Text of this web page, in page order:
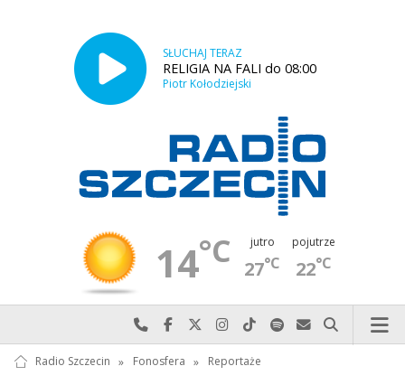
SŁUCHAJ TERAZ
RELIGIA NA FALI do 08:00
Piotr Kołodziejski
14°C jutro
27°C
pojutrze
22°C
Najlepiej po prostu do nas zadzwoń
Odwiedź nas na Facebook-u
Odwiedź nas na X
Odwiedź nas na Instagram-ie
Odwiedź nas na TikTok-u
Szukaj nas na Spotify
Wyślij do nas
Szukaj
Radio Szczecin » Fonosfera » Reportaże